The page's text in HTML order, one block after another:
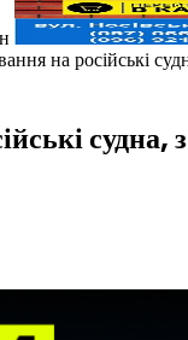
на російські
судна,